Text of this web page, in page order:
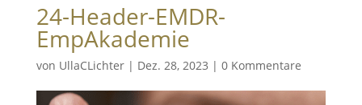
24-Header-EMDR-
EmpAkademie
von UllaCLichter| Dez. 28, 2023 | 0 Kommentare